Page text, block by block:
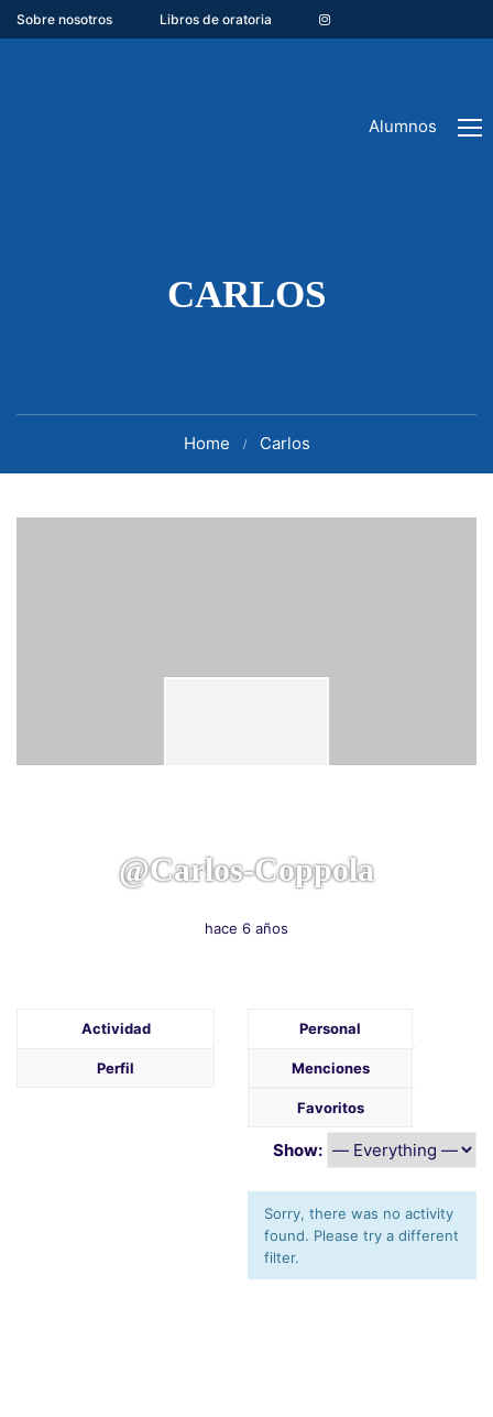
Sobre nosotros Libros de oratoria
Alumnos
CARLOS
Home Carlos
@carlos-Coppola
hace 6 años
Actividad
Perfil
Personal
Menciones
Favoritos
Show:
Sorry, there was no activity
found. Please try a different
filter.